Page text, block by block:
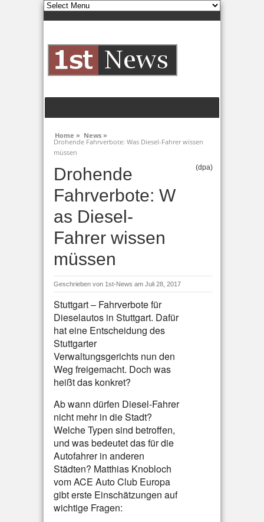
Home » News »
Drohende Fahrverbote: Was Diesel-Fahrer wissen
müssen
Drohende
Fahrverbote: W
as Diesel-
Fahrer wissen
müssen
(dpa)
Geschrieben von 1st-News am Juli 28, 2017
Stuttgart – Fahrverbote für
Dieselautos in Stuttgart. Dafür
hat eine Entscheidung des
Stuttgarter
Verwaltungsgerichts nun den
Weg freigemacht. Doch was
heißt das konkret?
Ab wann dürfen Diesel-Fahrer
nicht mehr in die Stadt?
Welche Typen sind betroffen,
und was bedeutet das für die
Autofahrer in anderen
Städten? Matthias Knobloch
vom ACE Auto Club Europa
gibt erste Einschätzungen auf
wichtige Fragen: